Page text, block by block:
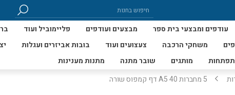
עודפים ומבצעי בית ספר מבצעים ועודפים פליימוביל ועוד
משחקי הרכבה צעצועים ועוד בובות אביזרים ועגלות
מותגים שובר מתנה מתנות מענינות
5 מחברות A5 40 דף קמפוס שורה